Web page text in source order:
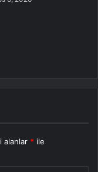
alanlar * ile